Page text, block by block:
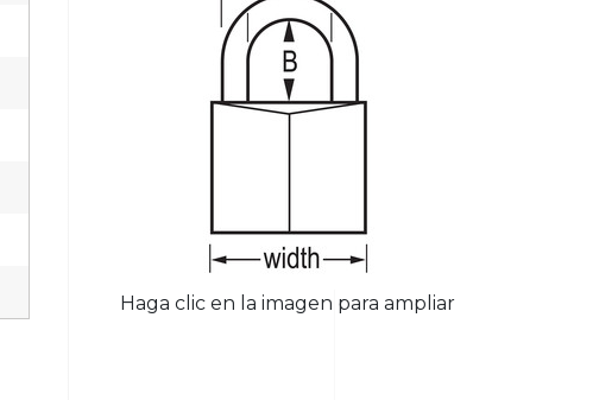
Haga clic en la imagen para ampliar